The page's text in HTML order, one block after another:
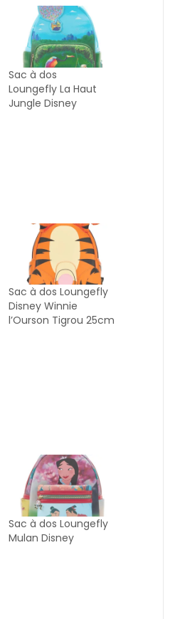
Sac à dos
Loungefly La Haut
Jungle Disney
Sac à dos Loungefly
Disney Winnie
l’Ourson Tigrou 25cm
Sac à dos Loungefly
Mulan Disney